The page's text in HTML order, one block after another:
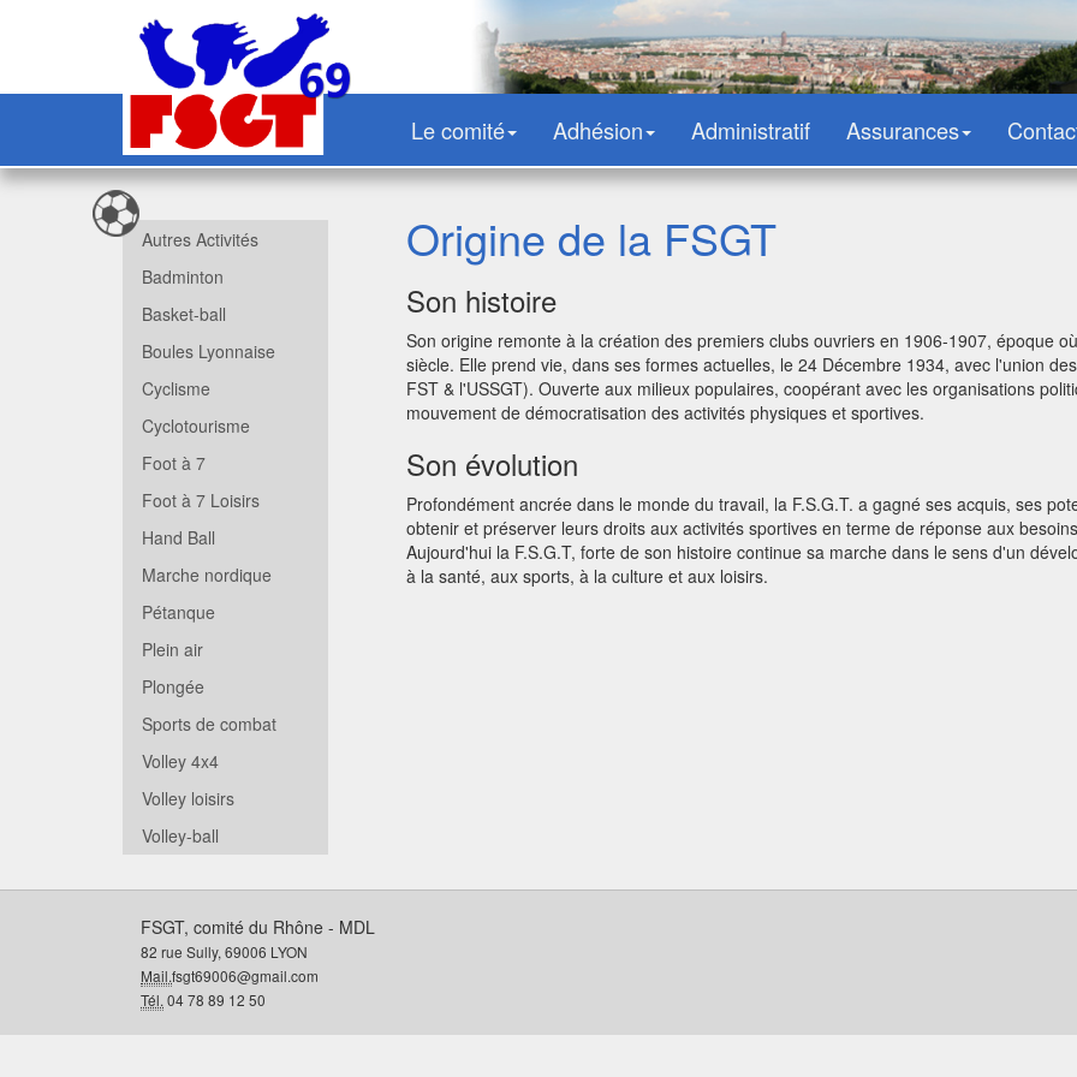
Le comité Adhésion Administratif Assurances
Autres Activités
Badminton
Basket-ball
Boules Lyonnaise
Cyclisme
Cyclotourisme
Foot à 7
Foot à 7 Loisirs
Hand Ball
Marche nordique
Pétanque
Plein air
Plongée
Sports de combat
Volley 4x4
Volley loisirs
Volley-ball
Origine de la FSGT
Son histoire
Son origine remonte à la création des premiers clubs ouvriers en 1906-1907, époque
siècle. Elle prend vie, dans ses formes actuelles, le 24 Décembre 1934, avec l'union
FST & l'USSGT). Ouverte aux milieux populaires, coopérant avec les organisations
mouvement de démocratisation des activités physiques et sportives.
Son évolution
Profondément ancrée dans le monde du travail, la F.S.G.T. a gagné ses acquis, ses
obtenir et préserver leurs droits aux activités sportives en terme de réponse aux
Aujourd'hui la F.S.G.T, forte de son histoire continue sa marche dans le sens d'un
à la santé, aux sports, à la culture et aux loisirs.
FSGT, comité du Rhône - MDL
82 rue Sully, 69006 LYON
Mail.fsgt69006@gmail.com
Tél. 04 78 89 12 50